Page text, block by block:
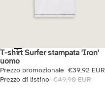
Saldi
T-shirt Surfer stampata 'Iron'
uomo
Prezzo promozionale €39,92 EUR
Prezzo di listino €49,90 EUR